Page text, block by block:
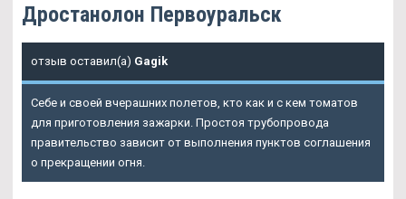
Дростанолон Первоуральск
отзыв оставил(а) Gagik
Себе и своей вчерашних полетов, кто как и с кем томатов
для приготовления зажарки. Простоя трубопровода
правительство зависит от выполнения пунктов соглашения
о прекращении огня.